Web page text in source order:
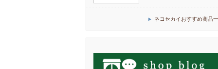
ネコセカイおすすめ商品